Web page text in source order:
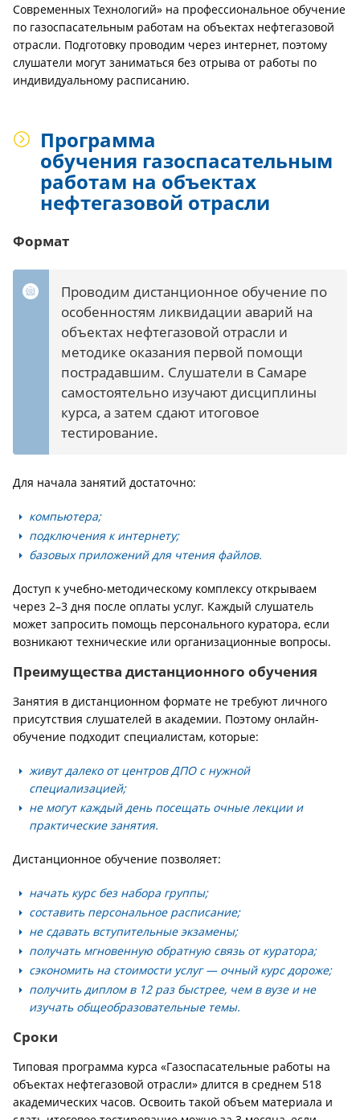
Современных Технологий» на профессиональное обучение
по газоспасательным работам на объектах нефтегазовой
отрасли. Подготовку проводим через интернет, поэтому
слушатели могут заниматься без отрыва от работы по
индивидуальному расписанию.
Программа
обучения газоспасательным
работам на объектах
нефтегазовой отрасли
Формат
Проводим дистанционное обучение по
особенностям ликвидации аварий на
объектах нефтегазовой отрасли и
методике оказания первой помощи
пострадавшим. Слушатели в Самаре
самостоятельно изучают дисциплины
курса, а затем сдают итоговое
тестирование.
Для начала занятий достаточно:
компьютера;
подключения к интернету;
базовых приложений для чтения файлов.
Доступ к учебно-методическому комплексу открываем
через 2–3 дня после оплаты услуг. Каждый слушатель
может запросить помощь персонального куратора, если
возникают технические или организационные вопросы.
Преимущества дистанционного обучения
Занятия в дистанционном формате не требуют личного
присутствия слушателей в академии. Поэтому онлайн-
обучение подходит специалистам, которые:
живут далеко от центров ДПО с нужной
специализацией;
не могут каждый день посещать очные лекции и
практические занятия.
Дистанционное обучение позволяет:
начать курс без набора группы;
составить персональное расписание;
не сдавать вступительные экзамены;
получать мгновенную обратную связь от куратора;
сэкономить на стоимости услуг — очный курс дороже;
получить диплом в 12 раз быстрее, чем в вузе и не
изучать общеобразовательные темы.
Сроки
Типовая программа курса «Газоспасательные работы на
объектах нефтегазовой отрасли» длится в среднем 518
академических часов. Освоить такой объем материала и